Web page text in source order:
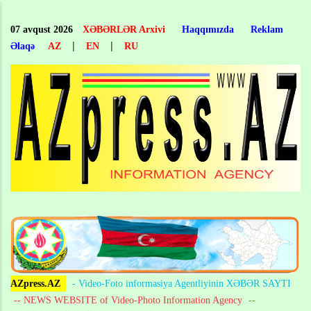
main
content
07 avqust 2026 XƏBƏRLƏR Arxivi Haqqımızda
Reklam
Əlaqə
AZ | EN | RU
AZpress.AZ
- Video-Foto informasiya Agentliyinin XƏBƏR SAYTI
-- NEWS WEBSITE of Video-Photo Information Agency --